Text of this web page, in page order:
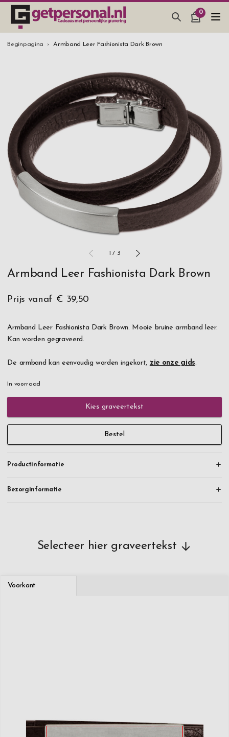
0
CADEAUS & GADGETS
SIERADEN & ACCESSOIRES
CADEAUS IDEEËN
HUWELIJKSGESCHENK 2026
Beginpagina Armband Leer Fashionista Dark Brown
1 / 3
Armband Leer Fashionista Dark Brown
Prijs vanaf € 39,50
Armband Leer Fashionista Dark Brown. Mooie bruine armband leer.
Kan worden gegraveerd.
De armband kan eenvoudig worden ingekort, zie onze gids.
In voorraad
Kies graveertekst
Bestel
Productinformatie
Bezorginformatie
Selecteer hier graveertekst
Voorkant